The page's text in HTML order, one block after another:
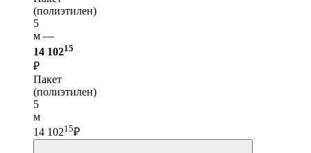
(полиэтилен)
5
м —
14 10215
₽
Пакет
(полиэтилен)
5
м
14 10215₽